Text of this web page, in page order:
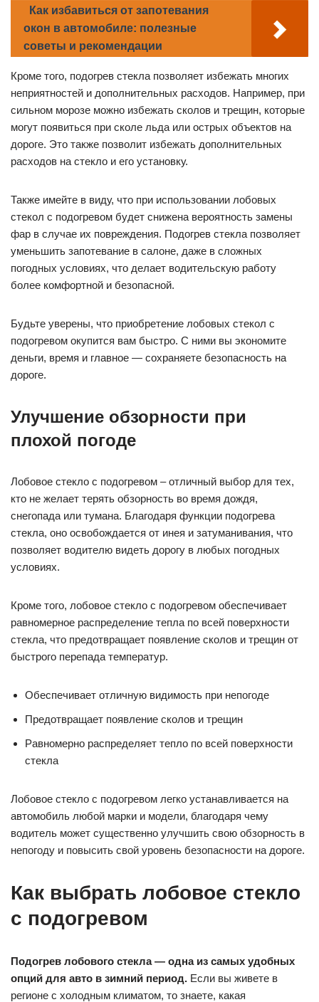
Как избавиться от запотевания
окон в автомобиле: полезные
советы и рекомендации
Кроме того, подогрев стекла позволяет избежать многих
неприятностей и дополнительных расходов. Например, при
сильном морозе можно избежать сколов и трещин, которые
могут появиться при сколе льда или острых объектов на
дороге. Это также позволит избежать дополнительных
расходов на стекло и его установку.
Также имейте в виду, что при использовании лобовых
стекол с подогревом будет снижена вероятность замены
фар в случае их повреждения. Подогрев стекла позволяет
уменьшить запотевание в салоне, даже в сложных
погодных условиях, что делает водительскую работу
более комфортной и безопасной.
Будьте уверены, что приобретение лобовых стекол с
подогревом окупится вам быстро. С ними вы экономите
деньги, время и главное — сохраняете безопасность на
дороге.
Улучшение обзорности при
плохой погоде
Лобовое стекло с подогревом – отличный выбор для тех,
кто не желает терять обзорность во время дождя,
снегопада или тумана. Благодаря функции подогрева
стекла, оно освобождается от инея и затуманивания, что
позволяет водителю видеть дорогу в любых погодных
условиях.
Кроме того, лобовое стекло с подогревом обеспечивает
равномерное распределение тепла по всей поверхности
стекла, что предотвращает появление сколов и трещин от
быстрого перепада температур.
Обеспечивает отличную видимость при непогоде
Предотвращает появление сколов и трещин
Равномерно распределяет тепло по всей поверхности
стекла
Лобовое стекло с подогревом легко устанавливается на
автомобиль любой марки и модели, благодаря чему
водитель может существенно улучшить свою обзорность в
непогоду и повысить свой уровень безопасности на дороге.
Как выбрать лобовое стекло
с подогревом
Подогрев лобового стекла — одна из самых удобных
опций для авто в зимний период. Если вы живете в
регионе с холодным климатом, то знаете, какая